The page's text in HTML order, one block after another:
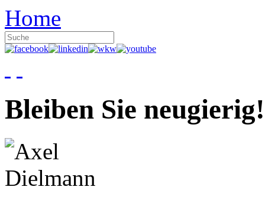
Home
Bleiben Sie neugierig!